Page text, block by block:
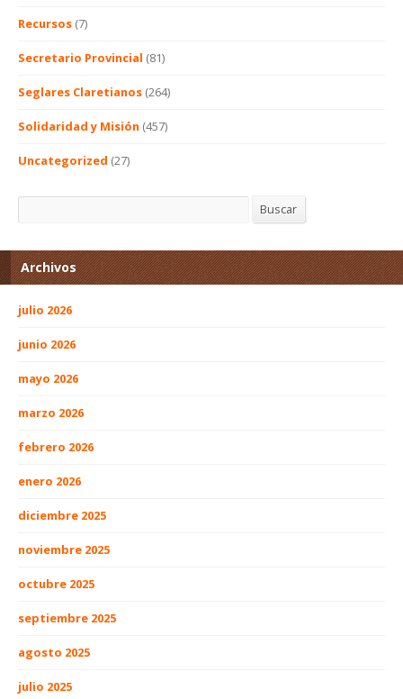
Recursos (7)
Secretario Provincial (81)
Seglares Claretianos (264)
Solidaridad y Misión (457)
Uncategorized (27)
Buscar
Archivos
julio 2026
junio 2026
mayo 2026
marzo 2026
febrero 2026
enero 2026
diciembre 2025
noviembre 2025
octubre 2025
septiembre 2025
agosto 2025
julio 2025